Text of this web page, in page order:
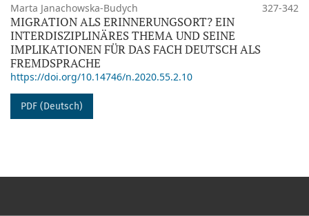
Marta Janachowska-Budych 327-342
MIGRATION ALS ERINNERUNGSORT? EIN
INTERDISZIPLINÄRES THEMA UND SEINE
IMPLIKATIONEN FÜR DAS FACH DEUTSCH ALS
FREMDSPRACHE
https://doi.org/10.14746/n.2020.55.2.10
PDF (Deutsch)